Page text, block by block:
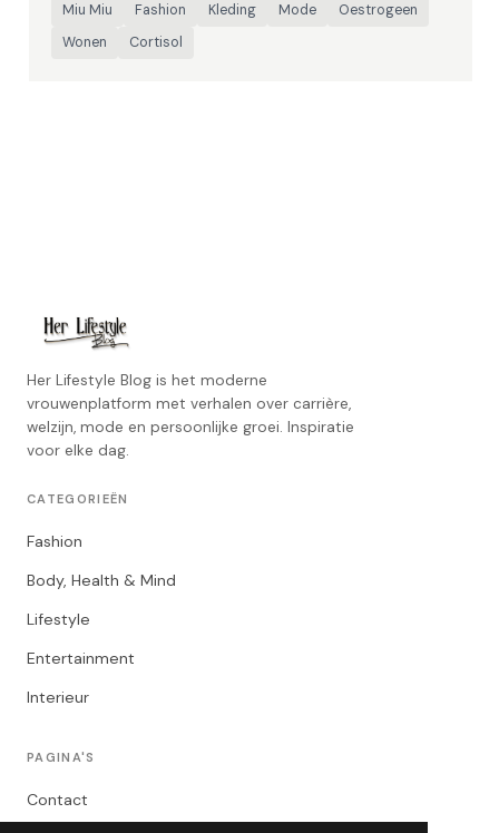
Miu Miu
Fashion Kleding Mode
Oestrogeen
Wonen
Cortisol
Her Lifestyle Blog is het moderne
vrouwenplatform met verhalen over carrière,
welzijn, mode en persoonlijke groei. Inspiratie
voor elke dag.
CATEGORIEËN
Fashion
Body, Health & Mind
Lifestyle
Entertainment
Interieur
PAGINA'S
Contact